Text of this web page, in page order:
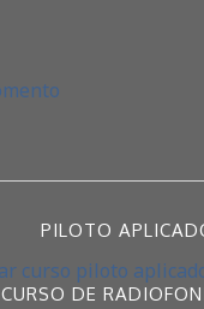
PILOTO
CURSO DE